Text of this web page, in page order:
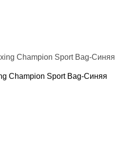
Champion Sport Bag-Синяя